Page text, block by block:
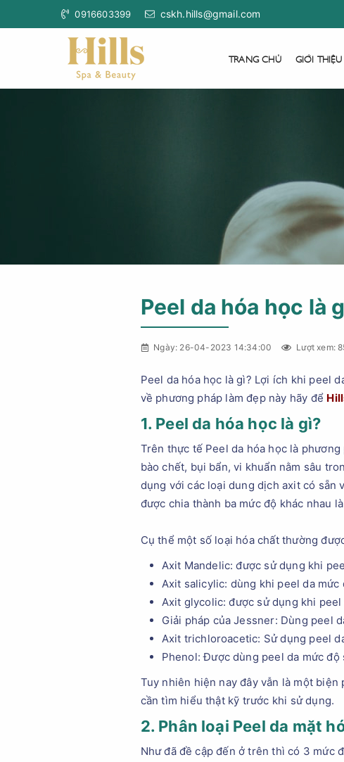
0916603399 cskh.hills@gmail.com
TRANG CHỦ GIỚI THIỆU
Peel da hóa học là
Ngày: 26-04-2023 14:34:00 Lượt xem:
Peel da hóa học là gì? Lợi ích khi peel
về phương pháp làm đẹp này hãy để
1. Peel da hóa học là gì?
Trên thực tế Peel da hóa học là
bào chết, bụi bẩn, vi khuẩn nằm sâu
dụng với các loại dung dịch axit có sẵn
được chia thành ba mức độ khác nhau
Cụ thể một số loại hóa chất thường
Axit Mandelic: được sử dụng khi
Axit salicylic: dùng khi peel da
Axit glycolic: được sử dụng khi
Giải pháp của Jessner: Dùng peel
Axit trichloroacetic: Sử dụng peel
Phenol: Được dùng peel da mức độ
Tuy nhiên hiện nay đây vẫn là một
cần tìm hiểu thật kỹ trước khi sử dụng.
2. Phân loại Peel da mặt
Như đã đề cập đến ở trên thì có 3 mức